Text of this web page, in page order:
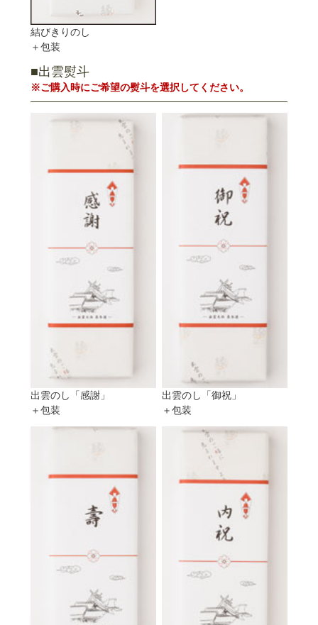
結びきりのし
＋包装
■出雲熨斗
※ご購入時にご希望の熨斗を選択してください。
出雲のし「感謝」
＋包装
出雲のし「御祝」
＋包装